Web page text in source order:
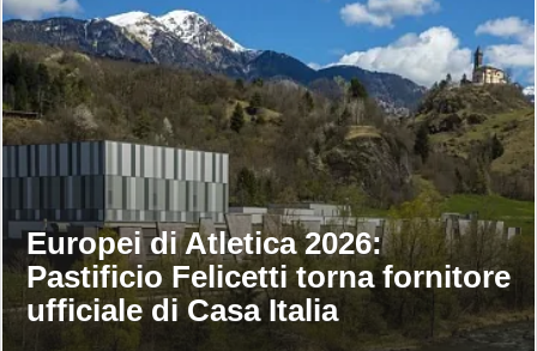
Europei di Atletica 2026:
Pastificio Felicetti torna fornitore
ufficiale di Casa Italia